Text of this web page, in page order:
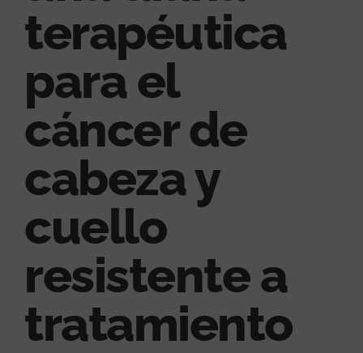
terapéutica
para el
cáncer de
cabeza y
cuello
resistente a
tratamiento